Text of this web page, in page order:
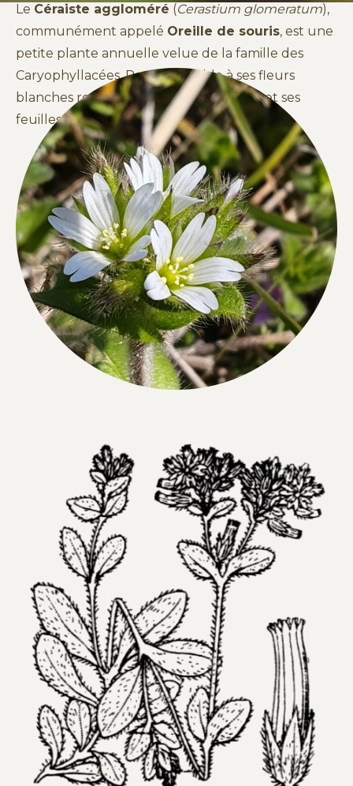
Le Céraiste aggloméré (Cerastium glomeratum),
communément appelé Oreille de souris, est une
petite plante annuelle velue de la famille des
Caryophyllacées. Reconnaissable à ses fleurs
blanches regroupées en cymes denses et ses
feuilles ovales couvertes de poils.